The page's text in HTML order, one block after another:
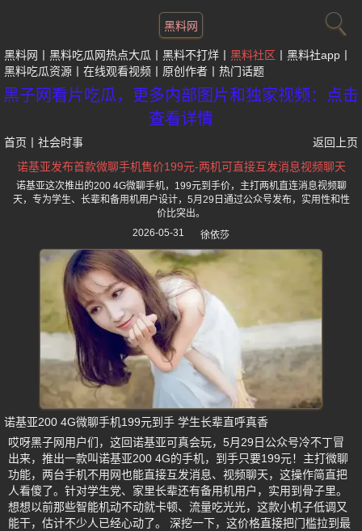
黑料网
黑料网 黑料吃瓜网热点大瓜 黑料不打烊 黑料社区
黑料社app
黑料吃瓜资源
在线观看视频 原创作者 热门话题
黑子网看片吃瓜，更多内部图片和独家视频：点击
查看详情
首页 社会时事
返回上页
诺基亚发布首款微聊手机售价199元-两机可直接互发消息视频聊天
诺基亚这次推出的200 4G微聊手机，199元到手价，主打两机直连消息视频聊
天，专为学生、长辈和备用机用户设计，5月29日通过公众号发布，实用性和性
价比突出。
2026-05-31
徐依莎
诺基亚200 4G微聊手机199元到手 学生长辈直呼真香
哎呀黑子网用户们，这回诺基亚可真会玩，5月29日公众号冷不丁冒
出来，推出一款叫诺基亚200 4G的手机，到手只要199元！主打微聊
功能，两台手机不用网也能直接互发消息、视频聊天，这操作简直把
人看傻了。针对学生党、家里长辈还有备用机用户，实用到骨子里。
想想以前那些智能机动不动就卡顿、流量吃光光，这款小机子低调又
能干，估计不少人已经心动了。 深挖一下，这价格直接把门槛拉到最